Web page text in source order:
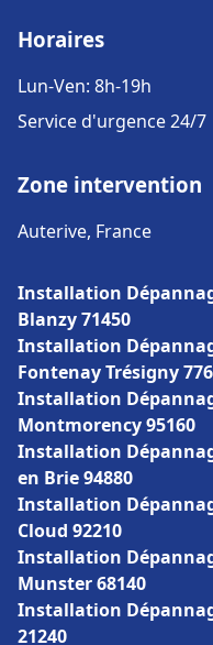
Horaires
Lun-Ven: 8h-19h
Service d'urgence 24/7
Zone intervention
Auterive, France
Installation
Blanzy 71450
Installation
Fontenay Trésigny
Installation
Montmorency 95160
Installation
en Brie 94880
Installation
Cloud 92210
Installation
Munster 68140
Installation
21240